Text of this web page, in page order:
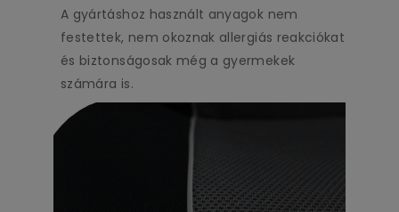
A gyártáshoz használt anyagok nem
festettek, nem okoznak allergiás reakciókat
és biztonságosak még a gyermekek
számára is.